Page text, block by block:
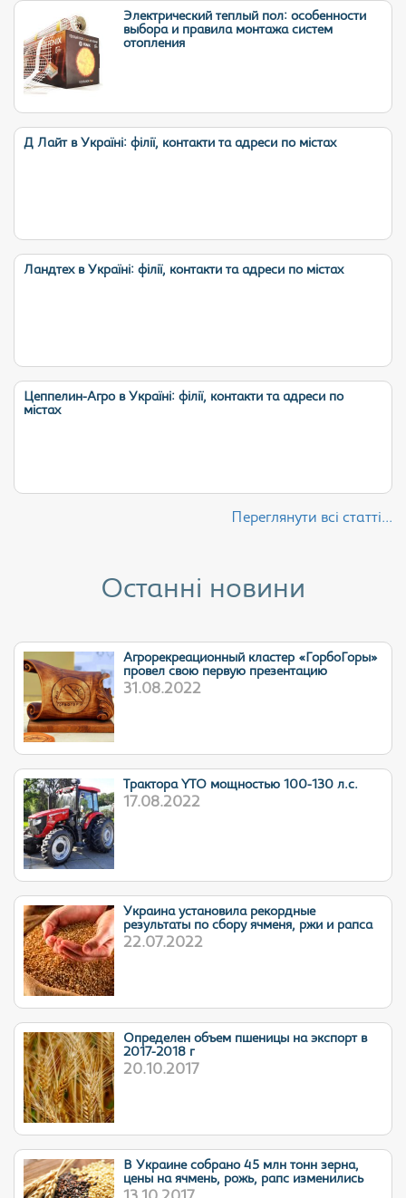
Электрический теплый пол: особенности
выбора и правила монтажа систем
отопления
Д Лайт в Україні: філії, контакти та адреси по містах
Ландтех в Україні: філії, контакти та адреси по містах
Цеппелин-Агро в Україні: філії, контакти та адреси по
містах
Переглянути всі статті...
Останні новини
Агрорекреационный кластер «ГорбоГоры»
провел свою первую презентацию
31.08.2022
Трактора YTO мощностью 100-130 л.с.
17.08.2022
Украина установила рекордные
результаты по сбору ячменя, ржи и рапса
22.07.2022
Определен объем пшеницы на экспорт в
2017-2018 г
20.10.2017
В Украине собрано 45 млн тонн зерна,
цены на ячмень, рожь, рапс изменились